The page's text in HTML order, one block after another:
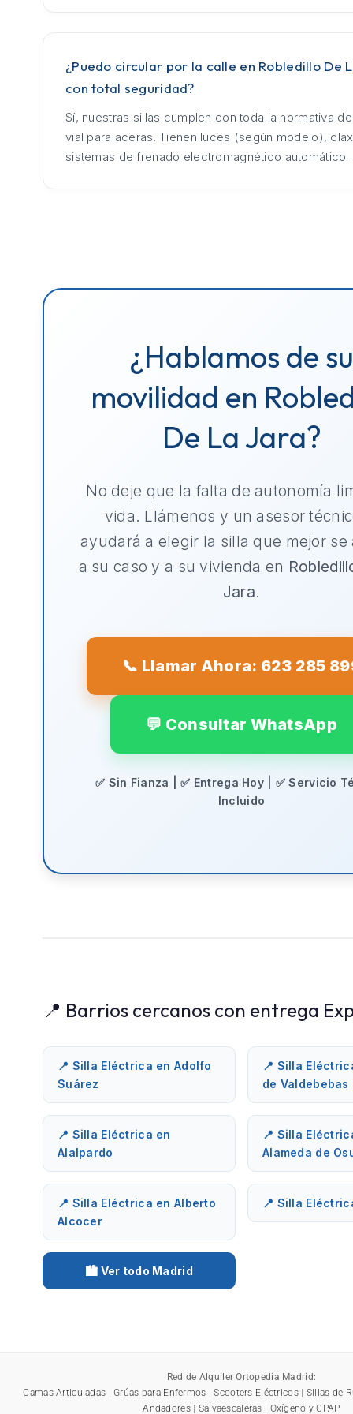
¿Puedo circular por la calle en Robledillo De
con total seguridad?
Sí, nuestras sillas cumplen con toda la normativa
vial para aceras. Tienen luces (según modelo),
sistemas de frenado electromagnético automático.
¿Hablamos de su
movilidad en
De La Jara?
No deje que la falta de autonomía
vida. Llámenos y un asesor
ayudará a elegir la silla que mejor se
a su caso y a su vivienda en
Jara.
📞 Llamar Ahora: 623 285
💬 Consultar WhatsApp
✅ Sin Fianza | ✅ Entrega Hoy | ✅ Servicio
Incluido
📍 Barrios cercanos con entrega
📍 Silla Eléctrica en Adolfo
Suárez
📍 Silla
de Valdebebas
📍 Silla Eléctrica en
Alalpardo
📍 Silla
Alameda de
📍 Silla Eléctrica en Alberto
Alcocer
📍 Silla
🏙️ Ver todo Madrid
Red de Alquiler Ortopedia Madrid:
Camas Articuladas |Grúas para Enfermos |Scooters Eléctricos| Sillas de
Andadores| Salvaescaleras | Oxígeno y CPAP